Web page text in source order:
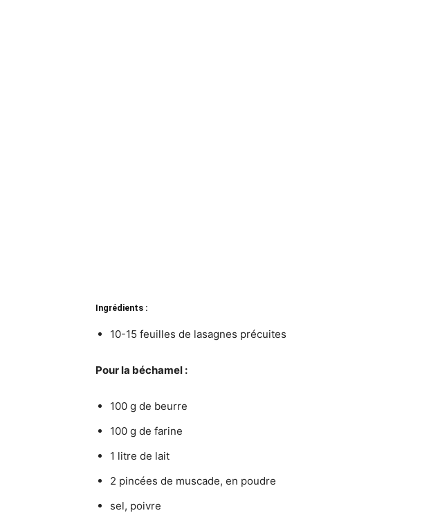
Ingrédients :
10-15 feuilles de lasagnes précuites
Pour la béchamel :
100 g de beurre
100 g de farine
1 litre de lait
2 pincées de muscade, en poudre
sel, poivre